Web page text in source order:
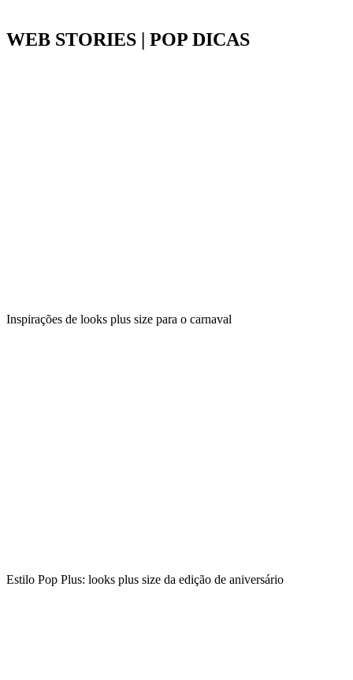
WEB STORIES | POP DICAS
Inspirações de looks plus size para o carnaval
Estilo Pop Plus: looks plus size da edição de aniversário